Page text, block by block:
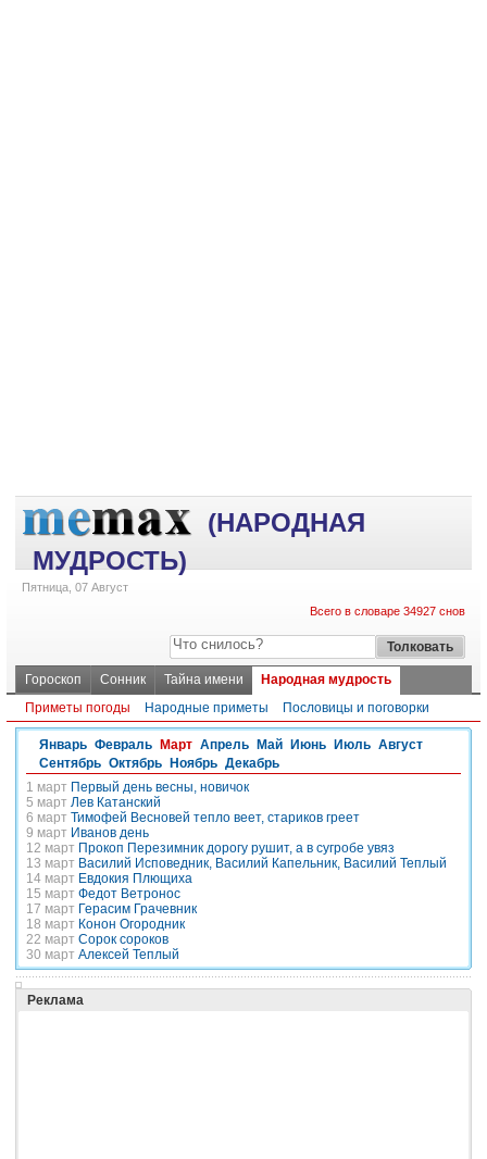
(НАРОДНАЯ
МУДРОСТЬ)
Пятница, 07 Август
Всего в словаре 34927 снов
Гороскоп Сонник Тайна имени
Народная мудрость
Приметы погоды
Народные приметы Пословицы и поговорки
Январь Февраль Март Апрель Май Июнь Июль Август
Сентябрь Октябрь Ноябрь Декабрь
1 март Первый день весны, новичок
5 март Лев Катанский
6 март Тимофей Весновей тепло веет, стариков греет
9 март Иванов день
12 март Прокоп Перезимник дорогу рушит, а в сугробе увяз
13 март Василий Исповедник, Василий Капельник, Василий Теплый
14 март Евдокия Плющиха
15 март Федот Ветронос
17 март Герасим Грачевник
18 март Конон Огородник
22 март Сорок сороков
30 март Алексей Теплый
Реклама